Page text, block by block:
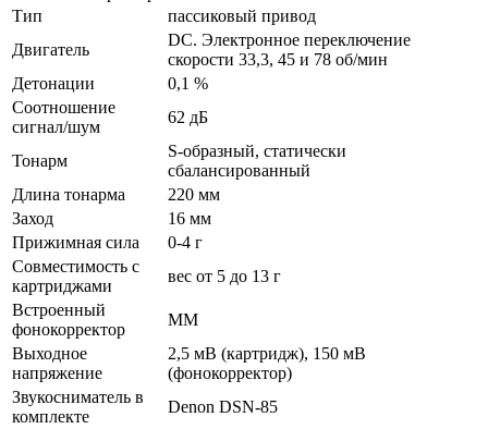
Тип
пассиковый привод
Двигатель
DC. Электронное переключение
скорости 33,3, 45 и 78 об/мин
Детонации
0,1 %
Соотношение
сигнал/шум
62 дБ
Тонарм
S-образный, статически
сбалансированный
Длина тонарма
220 мм
Заход
16 мм
Прижимная сила
0-4 г
Совместимость с
картриджами
вес от 5 до 13 г
Встроенный
фонокорректор
MM
Выходное
напряжение
2,5 мВ (картридж), 150 мВ
(фонокорректор)
Звукосниматель в
комплекте
Denon DSN-85